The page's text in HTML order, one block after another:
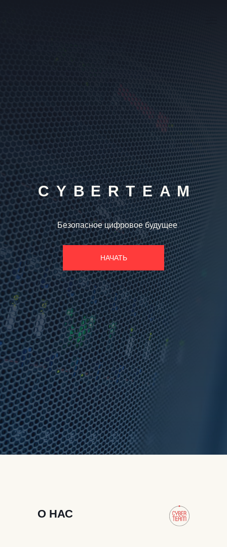
НАЧАТЬ
C Y B E R T E A M
Безопасное цифровое будущее
О НАС